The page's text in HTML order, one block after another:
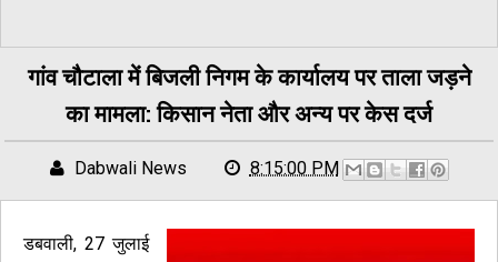
गांव चौटाला में बिजली निगम के कार्यालय पर ताला जड़ने
का मामला: किसान नेता और अन्य पर केस दर्ज
Dabwali News 8:15:00 PM
डबवाली, 27 जुलाई